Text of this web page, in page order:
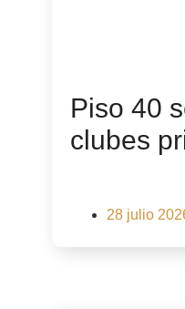
Piso 40
clubes
28 julio